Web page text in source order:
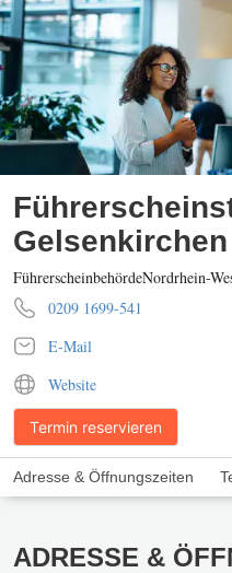
Gelsenkirchen
FührerscheinbehördeNordrhein-
0209 1699-541
E-Mail
Website
Termin reservieren
Adresse & Öffnungszeiten
ADRESSE &